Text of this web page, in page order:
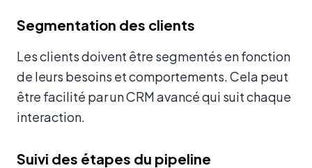
Segmentation des clients
Les clients doivent être segmentés en fonction
de leurs besoins et comportements. Cela peut
être facilité par un CRM avancé qui suit chaque
interaction.
Suivi des étapes du pipeline